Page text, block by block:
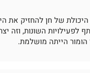
של חן להחזיק את
לפעילויות השונות, וזה
הייתה מושלמת.